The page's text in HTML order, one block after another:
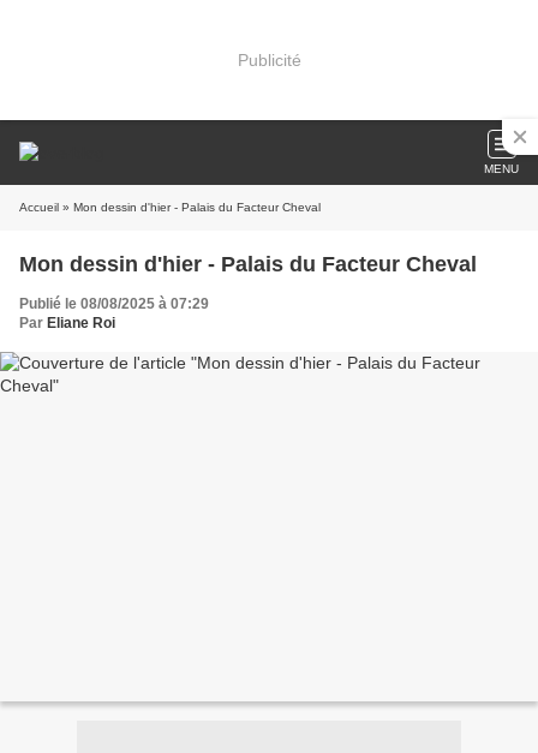
Publicité
MENU
Accueil » Mon dessin d'hier - Palais du Facteur Cheval
Mon dessin d'hier - Palais du Facteur Cheval
Publié le 08/08/2025 à 07:29
Par Eliane Roi